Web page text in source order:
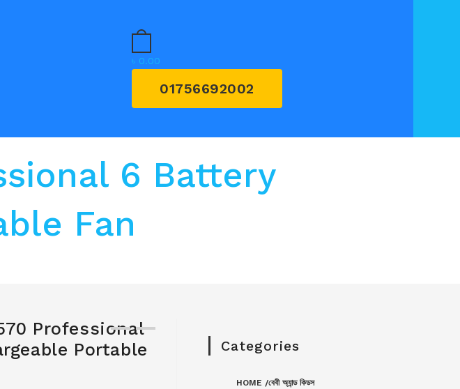
৳ 0.00
01756692002
6 Battery
Fan
Professional
Portable
Categories
HOME /বেবী অ্যান্ড কিডস